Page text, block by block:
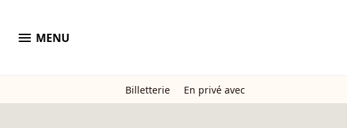
menu MENU
Billetterie En privé avec